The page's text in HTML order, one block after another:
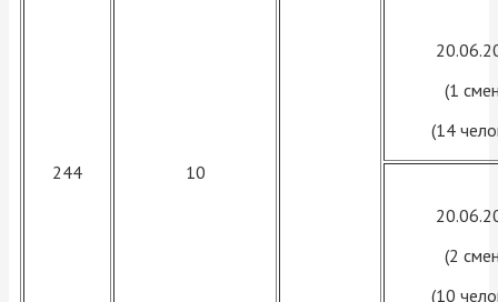
244 10
(1
(14
(2
(10